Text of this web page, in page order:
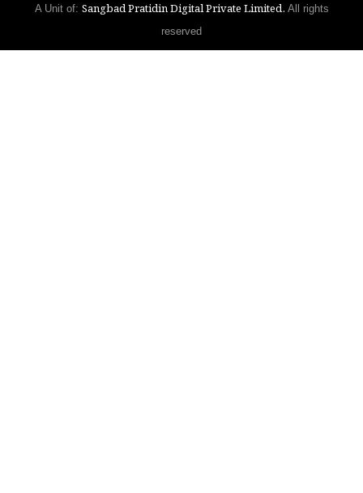
A Unit of: Sangbad Pratidin Digital Private Limited. All rights
reserved